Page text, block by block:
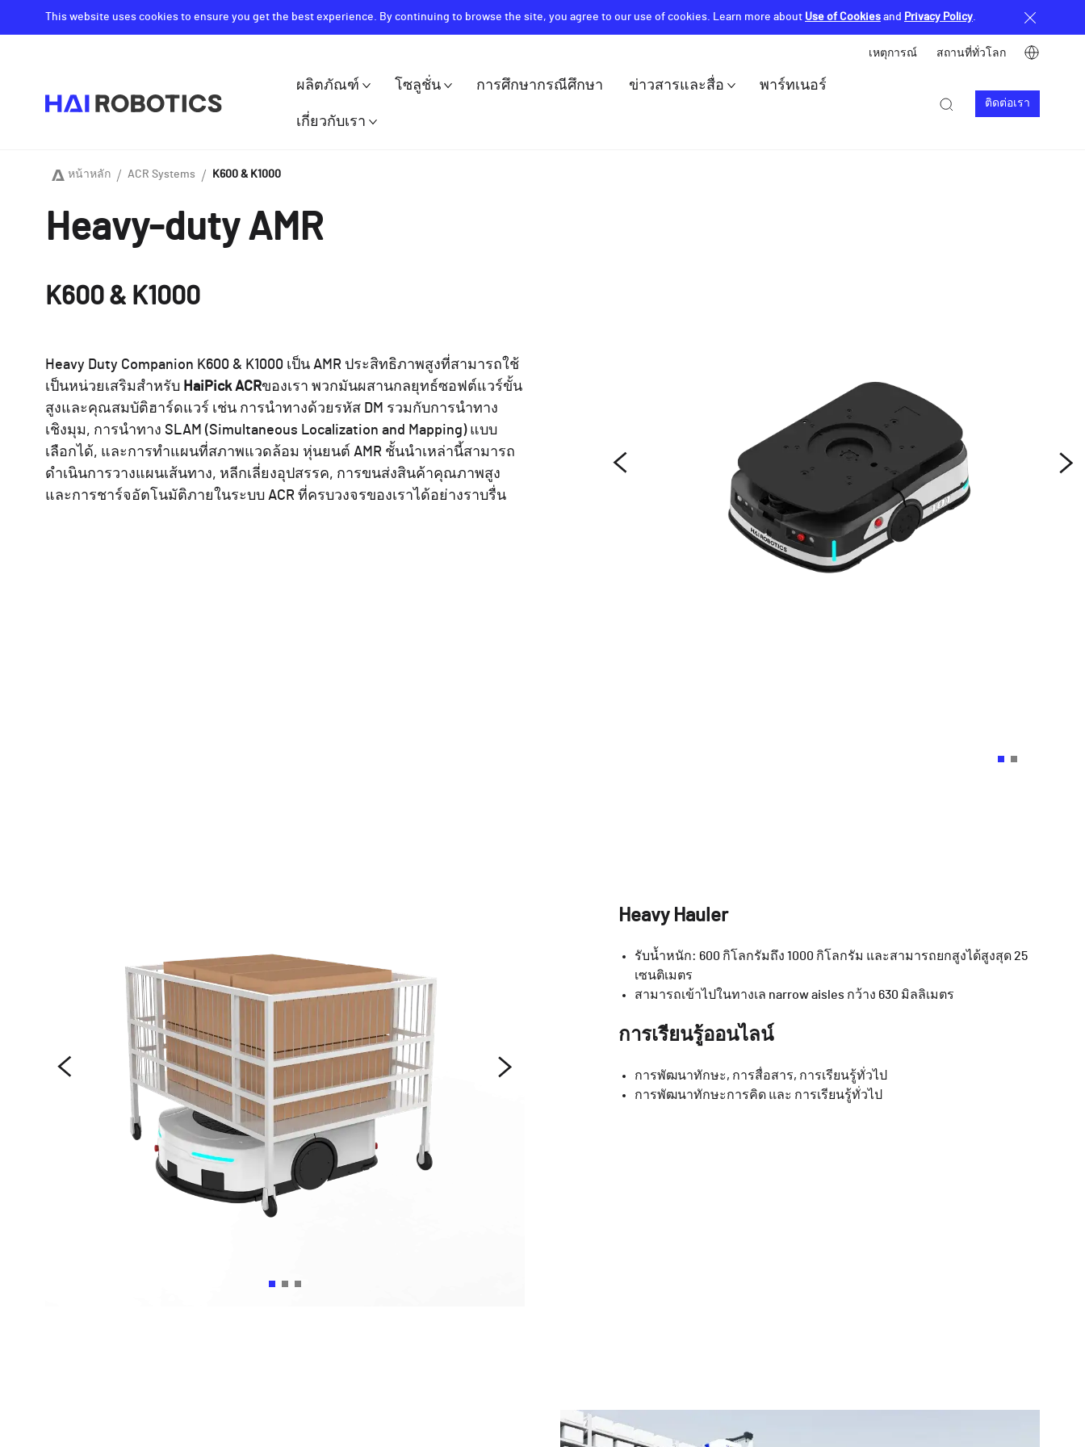
main
This website uses cookies to ensure you get the best experience. By continuing to browse the site, you agree to our use of cookies. Learn more about Use of Cookies and Privacy Policy
部
菜
เหตุการณ์ สถานที่ทั่วโลก Image
导
ผลิตภัณฑ์ โซลูชั่น การศึกษากรณีศึกษา ข่าวสารและสื่อ พาร์ทเนอร์
เกี่ยวกับเรา
Image
Image
Contact
ติดต่อเรา
Breadcrumb
หน้าหลัก ACR Systems K600 & K1000
Heavy-duty AMR
K600 & K1000
Heavy Duty Companion K600 & K1000 เป็น AMR ประสิทธิภาพสูงที่สามารถใช้
เป็นหน่วยเสริมสำหรับ HaiPick ACRของเรา พวกมันผสานกลยุทธ์ซอฟต์แวร์ขั้น
สูงและคุณสมบัติฮาร์ดแวร์ เช่น การนำทางด้วยรหัส DM รวมกับการนำทาง
เชิงมุม, การนำทาง SLAM (Simultaneous Localization and Mapping) แบบ
เลือกได้, และการทำแผนที่สภาพแวดล้อม หุ่นยนต์ AMR ชั้นนำเหล่านี้สามารถ
ดำเนินการวางแผนเส้นทาง, หลีกเลี่ยงอุปสรรค, การขนส่งสินค้าคุณภาพสูง
และการชาร์จอัตโนมัติภายในระบบ ACR ที่ครบวงจรของเราได้อย่างราบรื่น
Heavy Hauler
รับน้ำหนัก: 600 กิโลกรัมถึง 1000 กิโลกรัม และสามารถยกสูงได้สูงสุด 25
เซนติเมตร
สามารถเข้าไปในทางเล narrow aisles กว้าง 630 มิลลิเมตร
การเรียนรู้ออนไลน์
การพัฒนาทักษะ, การสื่อสาร, การเรียนรู้ทั่วไป
การพัฒนาทักษะการคิด และ การเรียนรู้ทั่วไป